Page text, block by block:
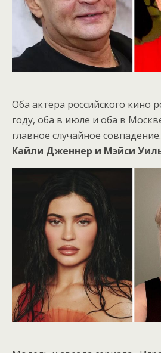
Оба актёра российского кино
году, оба в июле и оба в
главное случайное совпадение.
Кайли Дженнер и Мэйси